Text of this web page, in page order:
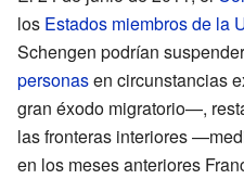
los Estados miembros de la
Schengen podrían
personasen circunstancias
gran éxodo migratorio—,
las fronteras interiores
en los meses anteriores